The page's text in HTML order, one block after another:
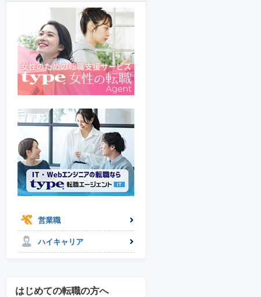
営業職
ハイキャリア
はじめての転職の方へ